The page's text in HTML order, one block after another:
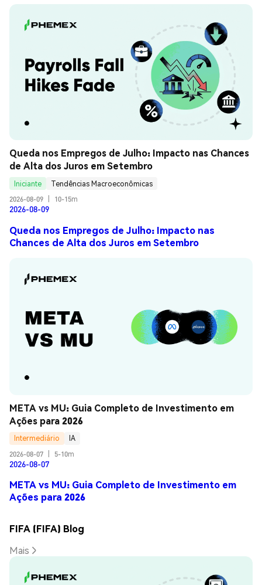
Queda nos Empregos de Julho: Impacto nas Chances
de Alta dos Juros em Setembro
Iniciante
Tendências Macroeconômicas
2026-08-09
10-15m
2026-08-09
Queda nos Empregos de Julho: Impacto nas
Chances de Alta dos Juros em Setembro
META vs MU: Guia Completo de Investimento em
Ações para 2026
Intermediário
IA
2026-08-07
5-10m
2026-08-07
META vs MU: Guia Completo de Investimento em
Ações para 2026
FIFA (FIFA) Blog
Mais